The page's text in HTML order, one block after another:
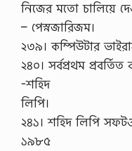
নিজের মতো চালিয়ে
– পেস্নজারিজম।
২৩৯। কম্পিউটার
২৪০। সর্বপ্রথম
-শহিদ
লিপি।
২৪১। শহিদ লিপি
১৯৮৫